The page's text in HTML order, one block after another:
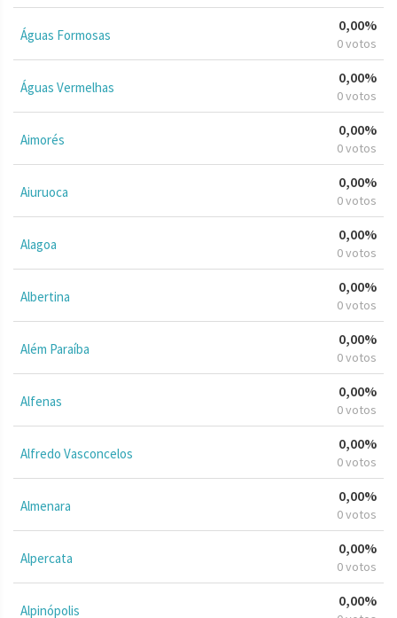
Águas Formosas
0,00%
0 votos
Águas Vermelhas
0,00%
0 votos
Aimorés
0,00%
0 votos
Aiuruoca
0,00%
0 votos
Alagoa
0,00%
0 votos
Albertina
0,00%
0 votos
Além Paraíba
0,00%
0 votos
Alfenas
0,00%
0 votos
Alfredo Vasconcelos
0,00%
0 votos
Almenara
0,00%
0 votos
Alpercata
0,00%
0 votos
Alpinópolis
0,00%